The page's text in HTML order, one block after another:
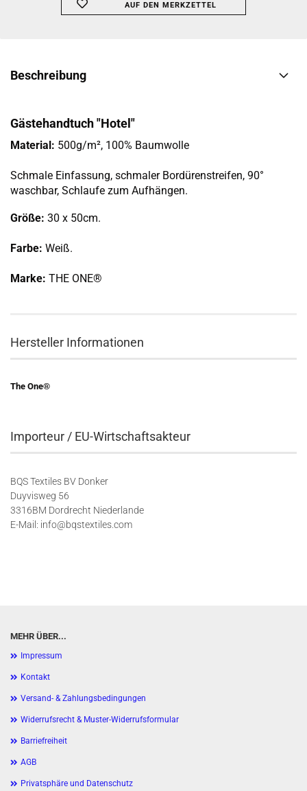
AUF DEN MERKZETTEL
Beschreibung
Gästehandtuch "Hotel"
Material: 500g/m², 100% Baumwolle
Schmale Einfassung, schmaler Bordürenstreifen, 90°
waschbar, Schlaufe zum Aufhängen.
Größe: 30 x 50cm.
Farbe: Weiß.
Marke: THE ONE®
Hersteller Informationen
The One®
Importeur / EU-Wirtschaftsakteur
BQS Textiles BV Donker
Duyvisweg 56
3316BM Dordrecht Niederlande
E-Mail: info@bqstextiles.com
MEHR ÜBER...
Impressum
Kontakt
Versand- & Zahlungsbedingungen
Widerrufsrecht & Muster-Widerrufsformular
Barriefreiheit
AGB
Privatsphäre und Datenschutz